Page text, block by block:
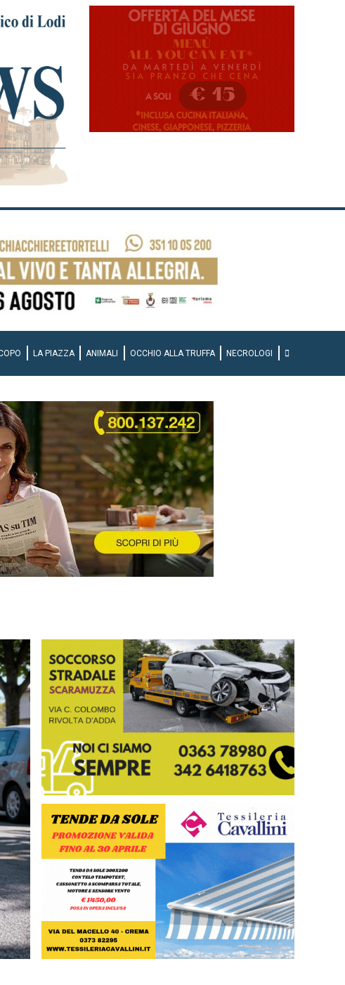
LA PIAZZA ANIMALI OCCHIO ALLA TRUFFA NECROLOGI